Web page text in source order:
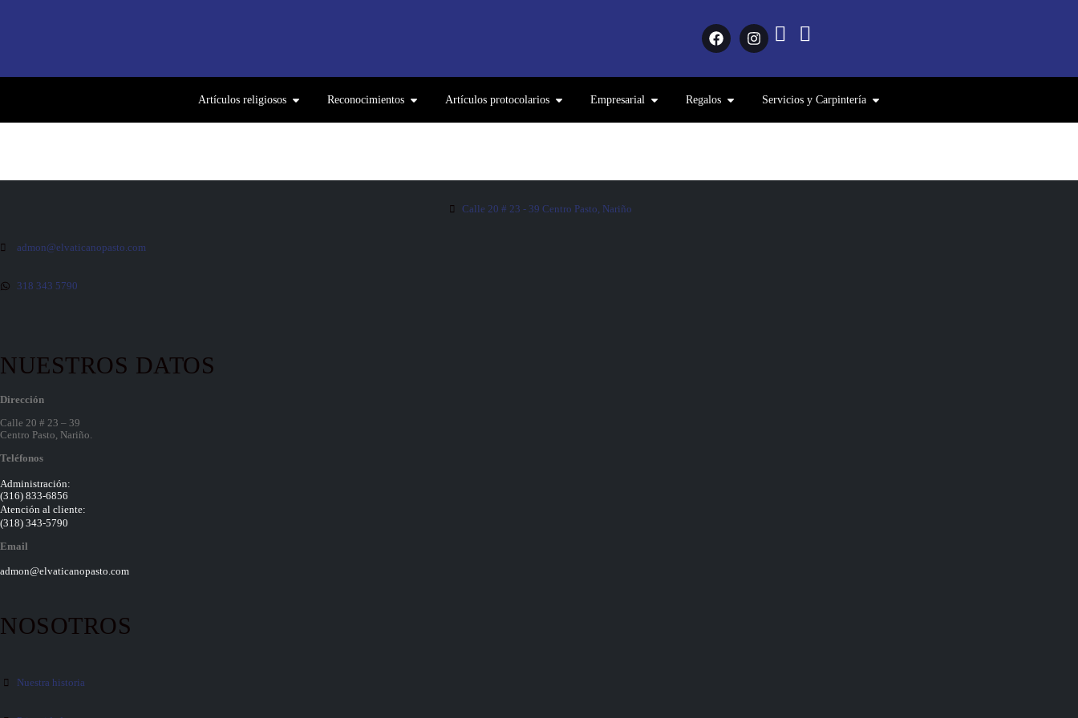
Artículos religiosos Reconocimientos Artículos protocolarios Empresarial Regalos Servicios y Carpintería
Calle 20 # 23 - 39 Centro Pasto, Nariño
admon@elvaticanopasto.com
318 343 5790
NUESTROS DATOS
Dirección
Calle 20 # 23 – 39
Centro Pasto, Nariño.
Teléfonos
Administración:
‭(316) 833-6856‬
Atención al cliente:
(318) 343-5790‬
Email
admon@elvaticanopasto.com
NOSOTROS
Nuestra historia